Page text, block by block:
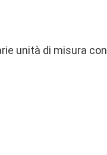
unità di misura con